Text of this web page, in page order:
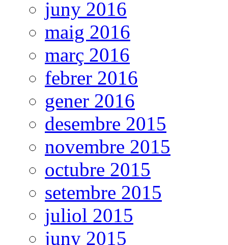
juny 2016
maig 2016
març 2016
febrer 2016
gener 2016
desembre 2015
novembre 2015
octubre 2015
setembre 2015
juliol 2015
juny 2015